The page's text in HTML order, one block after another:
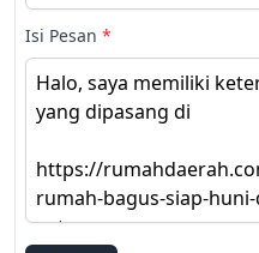
Isi Pesan *